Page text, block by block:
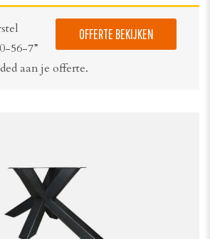
OFFERTE BEKIJKEN
56-7”
aan je offerte.